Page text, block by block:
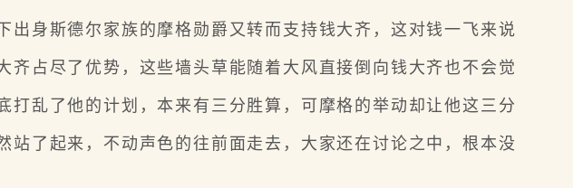
身斯德尔家族的摩格勋爵又转而支持钱大齐，这对钱一飞来说
占尽了优势，这些墙头草能随着大风直接倒向钱大齐也不会觉
乱了他的计划，本来有三分胜算，可摩格的举动却让他这三分
了起来，不动声色的往前面走去，大家还在讨论之中，根本没